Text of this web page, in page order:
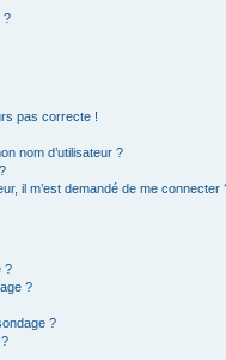
?
pas correcte !
nom d’utilisateur ?
il m’est demandé de me connecter
?
?
?